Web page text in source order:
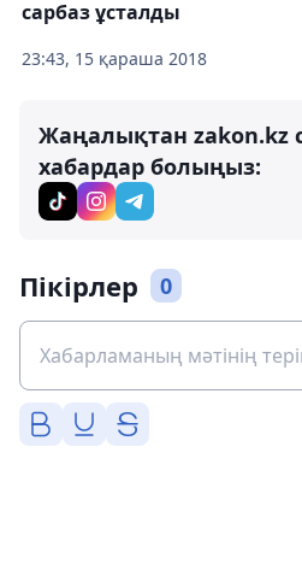
23:43, 15 қараша 2018
сарбаз ұсталды
Жаңалықтан zakon.kz
хабардар болыңыз:
Пікірлер 0